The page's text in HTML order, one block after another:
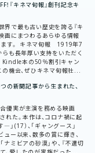
『キネマ旬報』創刊記念キ
界で最も古い歴史を誇る『キ
画にまつわるあらゆる情報
ます。 キネマ旬報 1919年7
も長年厚い支持をいただく
Kindle本の50％割引キャン
機会、ぜひキネマ旬報社...
の新聞記事から生まれた、
優実が主演を務める映画
れた。本作は、コロナ禍に起
(17）、「ギャングース」
ー以来、数多の賞に輝き、
ミビアの砂漠」や、『不適切